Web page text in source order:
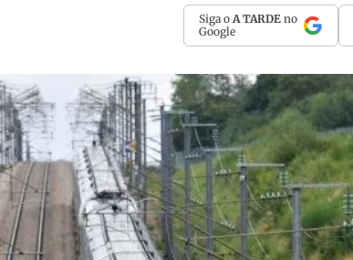
Siga o A TARDE no
Google